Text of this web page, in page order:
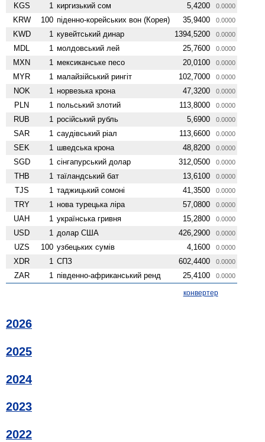
KGS 1 киргизький сом 5,4200 0.0000
KRW 100 піденно-корейських вон (Корея) 35,9400 0.0000
KWD 1 кувейтський динар 1394,5200 0.0000
MDL 1 молдовський лей 25,7600 0.0000
MXN 1 мексиканське песо 20,0100 0.0000
MYR 1 малайзійський рингіт 102,7000 0.0000
NOK 1 норвезька крона 47,3200 0.0000
PLN 1 польський злотий 113,8000 0.0000
RUB 1 російський рубль 5,6900 0.0000
SAR 1 саудівський ріал 113,6600 0.0000
SEK 1 шведська крона 48,8200 0.0000
SGD 1 сінгапурський долар 312,0500 0.0000
THB 1 таїландський бат 13,6100 0.0000
TJS 1 таджицький сомоні 41,3500 0.0000
TRY 1 нова турецька ліра 57,0800 0.0000
UAH 1 українська гривня 15,2800 0.0000
USD 1 долар США 426,2900 0.0000
UZS 100 узбецьких сумів 4,1600 0.0000
XDR 1 СПЗ 602,4400 0.0000
ZAR 1 південно-африканський ренд 25,4100 0.0000
конвертер
2026
2025
2024
2023
2022